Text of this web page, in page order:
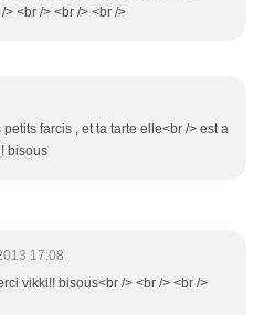
<br /> <br /> <br />
farcis , et ta tarte elle<br /> est a
bisous
17:08
vikki!! bisous<br /> <br /> <br />